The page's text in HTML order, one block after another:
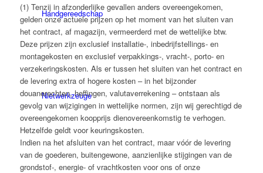
Handgereedschap
Niet­werk­zeuge
(1) Tenzij in afzonderlijke gevallen anders overeengekomen,
gelden onze actuele prijzen op het moment van het sluiten van
het contract, af magazijn, vermeerderd met de wettelijke btw.
Deze prijzen zijn exclusief installatie-, inbedrijfstellings- en
montagekosten en exclusief verpakkings-, vracht-, porto- en
verzekeringskosten. Als er tussen het sluiten van het contract en
de levering extra of hogere kosten – in het bijzonder
douanerechten, heffingen, valutaverrekening – ontstaan als
gevolg van wijzigingen in wettelijke normen, zijn wij gerechtigd de
overeengekomen koopprijs dienovereenkomstig te verhogen.
Hetzelfde geldt voor keuringskosten.
Indien na het afsluiten van het contract, maar vóór de levering
van de goederen, buitengewone, aanzienlijke stijgingen van de
grondstof-, energie- of vrachtkosten voor ons of onze